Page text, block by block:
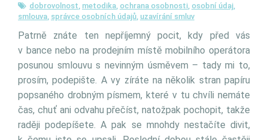
dobrovolnost, metodika, ochrana osobnosti, osobní údaj,
smlouva, správce osobních údajů, uzavírání smluv
Patrně znáte ten nepříjemný pocit, kdy před vás
v bance nebo na prodejním místě mobilního operátora
posunou smlouvu s nevinným úsměvem – tady mi to,
prosím, podepište. A vy zíráte na několik stran papíru
popsaného drobným písmem, které v tu chvíli nemáte
čas, chuť ani odvahu přečíst, natožpak pochopit, takže
raději podepíšete. A pak se mnohdy nestačíte divit,